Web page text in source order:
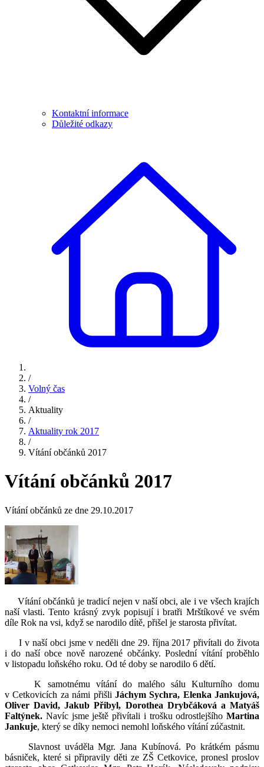
Kontaktní informace
Důležité odkazy
/
Volný čas
/
Aktuality
/
Aktuality rok 2017
/
Vítání občánků 2017
Vítání občánků 2017
Vítání občánků ze dne 29.10.2017
Vítání občánků je tradicí nejen v naší obci, ale i ve všech krajích
naší vlasti. Tento krásný zvyk popisují i bratři Mrštíkové ve svém
díle Rok na vsi, když se narodilo dítě, přišel je starosta přivítat.
I v naší obci jsme v neděli dne 29. října 2017 přivítali do života
i do naší obce nově narozené občánky. Poslední vítání proběhlo
v listopadu loňského roku. Od té doby se narodilo 6 dětí.
K samotnému vítání do malého sálu Kulturního domu
v Cetkovicích za námi přišli Jáchym Sychra, Elenka Jankujová,
Oliver David, Jakub Přibyl, Dorothea Drybčáková a Matyáš
Faltýnek. Navíc jsme ještě přivítali i trošku odrostlejšího Martina
Jankuje, který se díky nemoci nemohl loňského vítání zúčastnit.
Slavnost uváděla Mgr. Jana Kubínová. Po krátkém pásmu
básniček, které si připravily děti ze ZŠ Cetkovice, pronesl proslov